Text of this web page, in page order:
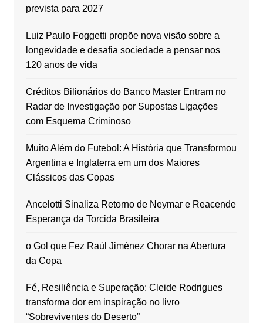
prevista para 2027
Luiz Paulo Foggetti propõe nova visão sobre a
longevidade e desafia sociedade a pensar nos
120 anos de vida
Créditos Bilionários do Banco Master Entram no
Radar de Investigação por Supostas Ligações
com Esquema Criminoso
Muito Além do Futebol: A História que Transformou
Argentina e Inglaterra em um dos Maiores
Clássicos das Copas
Ancelotti Sinaliza Retorno de Neymar e Reacende
Esperança da Torcida Brasileira
o Gol que Fez Raúl Jiménez Chorar na Abertura
da Copa
Fé, Resiliência e Superação: Cleide Rodrigues
transforma dor em inspiração no livro
“Sobreviventes do Deserto”